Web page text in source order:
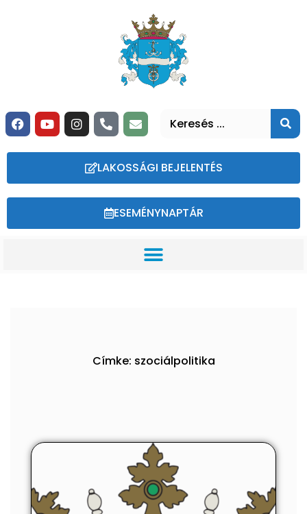
LAKOSSÁGI BEJELENTÉS
ESEMÉNYNAPTÁR
Címke: szociálpolitika